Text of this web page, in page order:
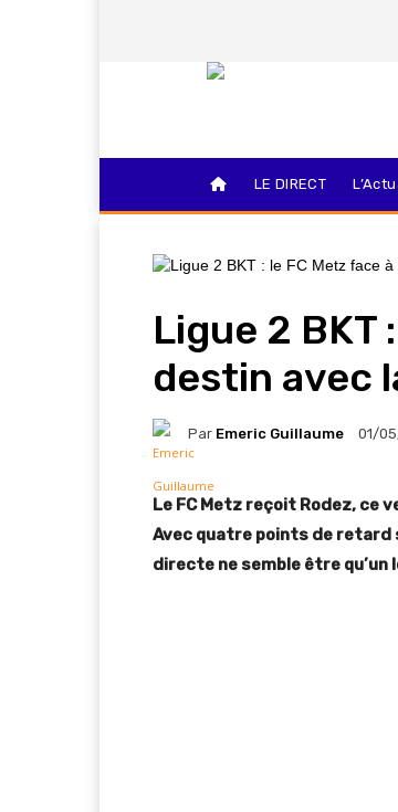
LE DIRECT
Ligue 2 BKT
destin avec
Par Emeric Guillaume 01/
Le FC Metz reçoit Rodez, ce
Avec quatre points de retard
directe ne semble être qu’un